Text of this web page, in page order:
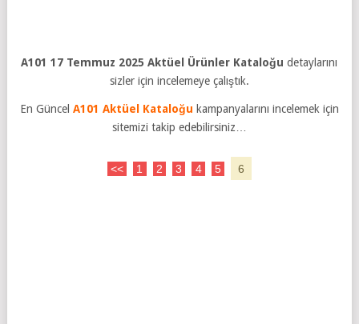
A101 17 Temmuz 2025 Aktüel Ürünler Kataloğu detaylarını
sizler için incelemeye çalıştık.
En Güncel A101 Aktüel Kataloğu kampanyalarını incelemek için
sitemizi takip edebilirsiniz…
<< 1 2 3 4 5 6